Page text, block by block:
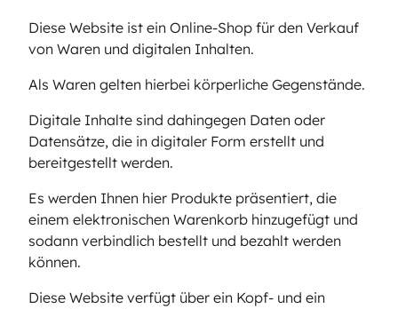
Diese Website ist ein Online-Shop für den Verkauf
von Waren und digitalen Inhalten.
Als Waren gelten hierbei körperliche Gegenstände.
Digitale Inhalte sind dahingegen Daten oder
Datensätze, die in digitaler Form erstellt und
bereitgestellt werden.
Es werden Ihnen hier Produkte präsentiert, die
einem elektronischen Warenkorb hinzugefügt und
sodann verbindlich bestellt und bezahlt werden
können.
Diese Website verfügt über ein Kopf- und ein